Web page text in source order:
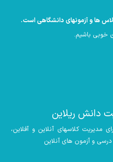
ها و آزمونهای دانشگاهی است.
خوبی باشیم.
دانش ریلاین
کلاسهای آنلاین و آفلاین،
و آزمون های آنلاین